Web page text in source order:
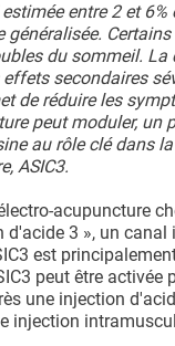
entre 2 et 6%
du sommeil. La
secondaires
de réduire les
peut moduler, un
au rôle clé dans
ASIC3.
acupuncture
3 », un canal
est
peut être activée
une injection
injection